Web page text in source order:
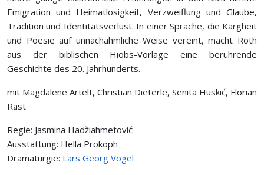
Emigration und Heimatlosigkeit, Verzweiflung und Glaube,
Tradition und Identitätsverlust. In einer Sprache, die Kargheit
und Poesie auf unnachahmliche Weise vereint, macht Roth
aus der biblischen Hiobs-Vorlage eine berührende
Geschichte des 20. Jahrhunderts.
mit Magdalene Artelt, Christian Dieterle, Senita Huskić, Florian
Rast
Regie: Jasmina Hadžiahmetović
Ausstattung: Hella Prokoph
Dramaturgie: Lars Georg Vogel